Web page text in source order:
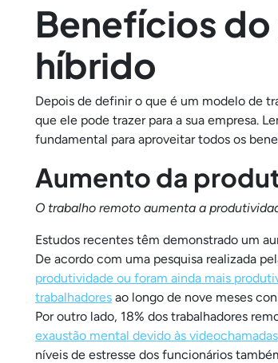
Benefícios
híbrido
Depois de definir o que é um modelo de
que ele pode trazer para a sua empresa.
fundamental para aproveitar todos os
Aumento da
O trabalho remoto aumenta a
Estudos recentes têm demonstrado um
De acordo com uma pesquisa realizada
produtividade ou foram ainda mais
trabalhadores ao longo de nove meses
Por outro lado, 18% dos trabalhadores
exaustão mental devido às videochamadas
níveis de estresse dos funcionários